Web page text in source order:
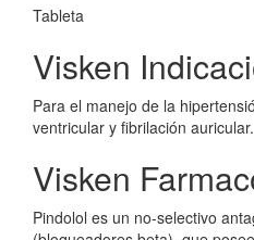
Tableta
Visken
Para el manejo de la
ventricular y fibrilación auricular.
Visken
Pindolol es un no-selectivo